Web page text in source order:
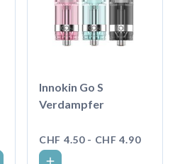
Innokin Go S
Verdampfer
CHF 4.50 - CHF 4.90